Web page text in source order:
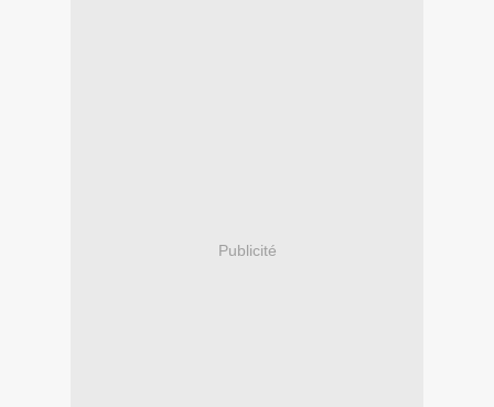
Publicité